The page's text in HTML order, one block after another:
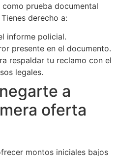
prueba documental
derecho a:
informe policial.
presente en el documento.
respaldar tu reclamo con el
legales.
a
oferta
montos iniciales bajos